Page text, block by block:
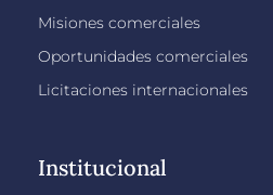
Misiones comerciales
Oportunidades comerciales
Licitaciones internacionales
Institucional